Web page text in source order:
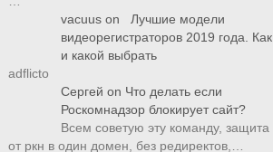
vacuus on
Лучшие модели
видеорегистраторов 2019 года. Как
и какой выбрать
adflicto
Сергей on Что делать если
Роскомнадзор блокирует сайт?
Всем советую эту команду, защита
от ркн в один домен, без редиректов,…